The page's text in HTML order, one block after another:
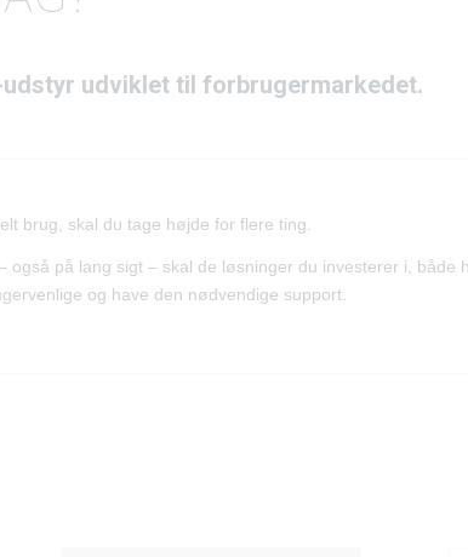
udviklet til forbrugermarkedet.
brug, skal du tage højde for flere ting.
på lang sigt – skal de løsninger du investerer i, både
og have den nødvendige support.